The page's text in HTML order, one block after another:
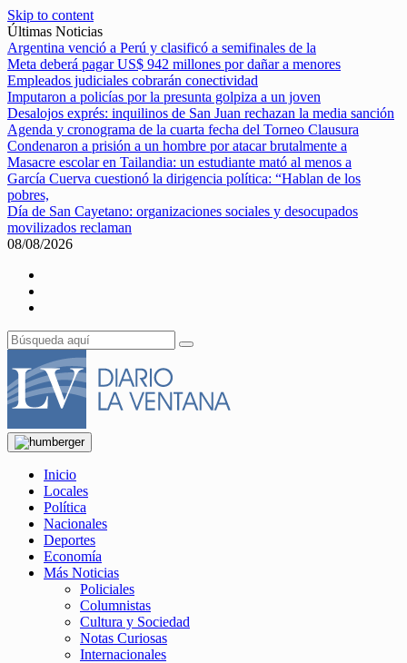
Skip to content
Últimas Noticias
Argentina venció a Perú y clasificó a semifinales de la
Meta deberá pagar US$ 942 millones por dañar a menores
Empleados judiciales cobrarán conectividad
Imputaron a policías por la presunta golpiza a un joven
Desalojos exprés: inquilinos de San Juan rechazan la media sanción
Agenda y cronograma de la cuarta fecha del Torneo Clausura
Condenaron a prisión a un hombre por atacar brutalmente a
Masacre escolar en Tailandia: un estudiante mató al menos a
García Cuerva cuestionó la dirigencia política: “Hablan de los
pobres,
Día de San Cayetano: organizaciones sociales y desocupados
movilizados reclaman
08/08/2026
Inicio
Locales
Política
Nacionales
Deportes
Economía
Más Noticias
Policiales
Columnistas
Cultura y Sociedad
Notas Curiosas
Internacionales